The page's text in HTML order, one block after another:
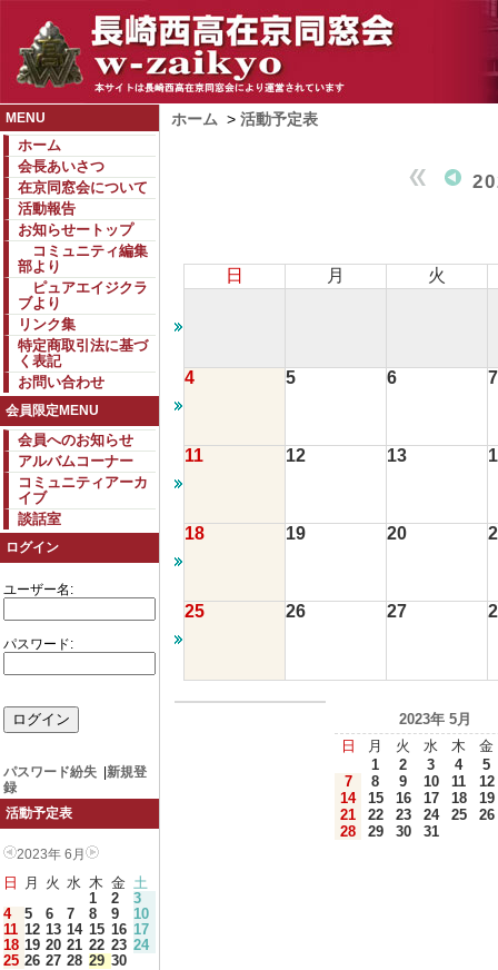
MENU
ホーム
会長あいさつ
在京同窓会について
活動報告
お知らせートップ
コミュニティ編集
部より
ピュアエイジクラ
ブより
リンク集
特定商取引法に基づ
く表記
お問い合わせ
会員限定MENU
会員へのお知らせ
アルバムコーナー
コミュニティアーカ
イブ
談話室
ログイン
ユーザー名:
パスワード:
パスワード紛失
新規登
録
活動予定表
2023年 6月
日 月 火 水 木 金 土
1
2
3
4
5 6 7 8 9
10
11 12 13 14 15 16 17
18 19 20 21 22 23 24
25 26 27 28 29 30
ホーム > 活動予定表
日 月 火
4 5 6 7
11 12 13
18 19 20
25 26 27
2023年 5月
日
月 火 水 木
金
1
2 3 4
5
7
8 9 10 11
12
14
15 16 17 18
19
21
22 23 24 25
26
28
29 30 31